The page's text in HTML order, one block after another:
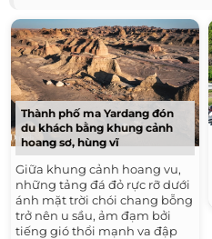
Thành phố ma Yardang đón
du khách bằng khung cảnh
hoang sơ, hùng vĩ
Giữa khung cảnh hoang vu,
những tảng đá đỏ rực rỡ dưới
ánh mặt trời chói chang bỗng
trở nên u sầu, ảm đạm bởi
tiếng gió thổi mạnh va đập